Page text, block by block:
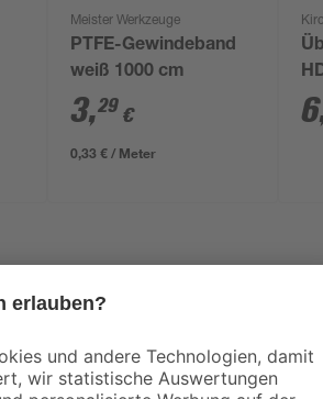
Meister Werkzeuge
PTFE-Gewindeband
weiß 1000 cm
3,29 €
0,33 € / Meter
6
Das elektronische Steuersystem Aqua
Druckpumpe mit mehr als 1,5 bar durch
Die Pumpe schaltet automatisch bei
Schliessen der Verbraucher erfolgt eine
Ausgestattet mit Trockenlaufschutz und